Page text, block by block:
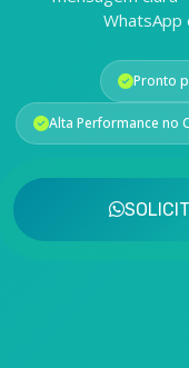
WhatsApp
Pronto
Alta Performance no